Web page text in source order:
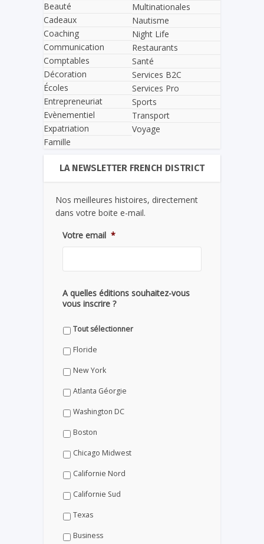
Beauté
Cadeaux
Coaching
Communication
Comptables
Décoration
Écoles
Entrepreneuriat
Evènementiel
Expatriation
Famille
Multinationales
Nautisme
Night Life
Restaurants
Santé
Services B2C
Services Pro
Sports
Transport
Voyage
LA NEWSLETTER FRENCH DISTRICT
Nos meilleures histoires, directement
dans votre boite e-mail.
Votre email *
A quelles éditions souhaitez-vous
vous inscrire ?
Tout sélectionner
Floride
New York
Atlanta Géorgie
Washington DC
Boston
Chicago Midwest
Californie Nord
Californie Sud
Texas
Business